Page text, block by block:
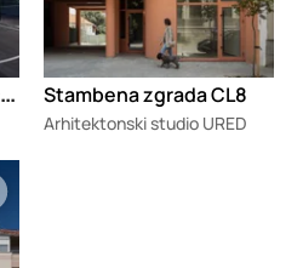
O
Š „Svetozar Marković” u Sjenici Stambena zgrada CL8
Arhitektonski studio URED